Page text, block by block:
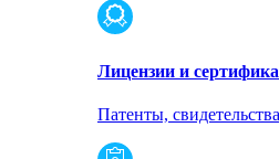
Лицензии и
Патенты,